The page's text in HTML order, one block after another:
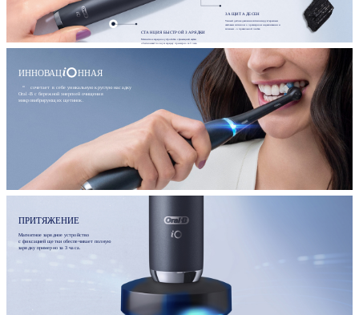
ЗАЩИТА ДЕСЕН
Умный датчик давления сигнализирует красным
световым сигналом о чрезмерном надавливании и
зеленым - о правильной чистке.
СТАНЦИЯ БЫСТРОЙ ЗАРЯДКИ
Магнитное зарядное устройство с фиксацией щетки
обеспечивает полную зарядку примерно за 3 часа.
ИННОВАЦ ННАЯ
сочетает в себе уникальную круглую насадку
Oral-B с бережной энергией очищения
микровибрирующих щетинок.
ПРИТЯЖЕНИЕ
Магнитное зарядное устройство
с фиксацией щетки обеспечивает полную
зарядку примерно за 3 часа.